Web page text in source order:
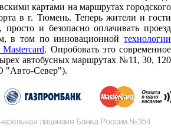
картами на маршрутах городского
в г. Тюмень. Теперь жители и гости
просто и безопасно оплачивать проезд
в том по инновационной технологии
. Опробовать это современное
автобусных маршрутах №11, 30, 120
"Авто-Север").